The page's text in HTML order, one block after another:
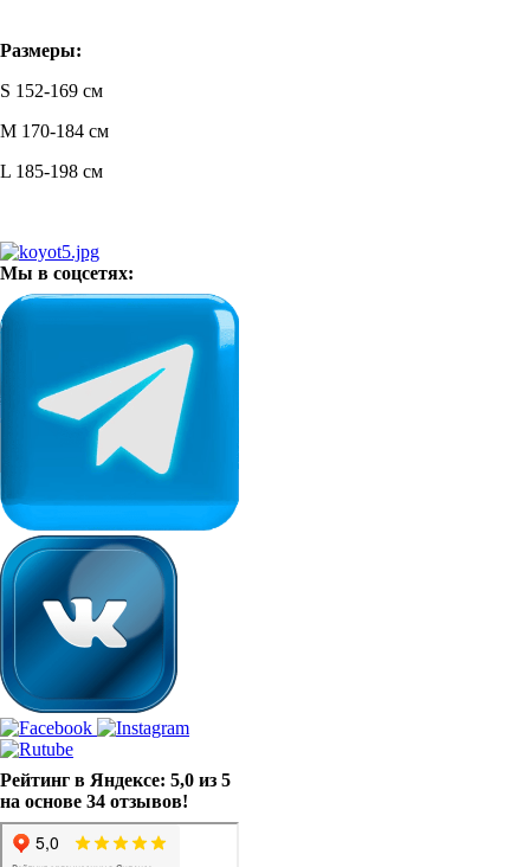
Размеры:
S 152-169 см
M 170-184 см
L 185-198 см
Мы в соцсетях:
Рейтинг в Яндексе: 5,0 из 5
на основе 34 отзывов!